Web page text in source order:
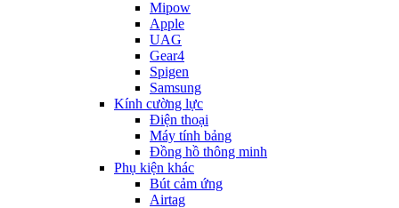
Mipow
Apple
UAG
Gear4
Spigen
Samsung
Kính cường lực
Điện thoại
Máy tính bảng
Đồng hồ thông minh
Phụ kiện khác
Bút cảm ứng
Airtag